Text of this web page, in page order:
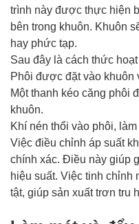
trình này được thực hiện
bên trong khuôn. Khuôn
hay phức tạp.
Sau đây là cách thức
Phôi được đặt vào khuôn
Một thanh kéo căng phôi
khuôn.
Khí nén thổi vào phôi,
Việc điều chỉnh áp suất
chính xác. Điều này giúp
hiệu suất. Việc tinh chỉnh
tật, giúp sản xuất trơn tru